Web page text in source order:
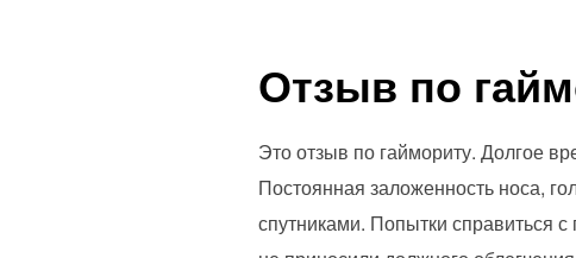
Отзыв по
Это отзыв по гаймориту. Долгое
Постоянная заложенность носа,
спутниками. Попытки справиться